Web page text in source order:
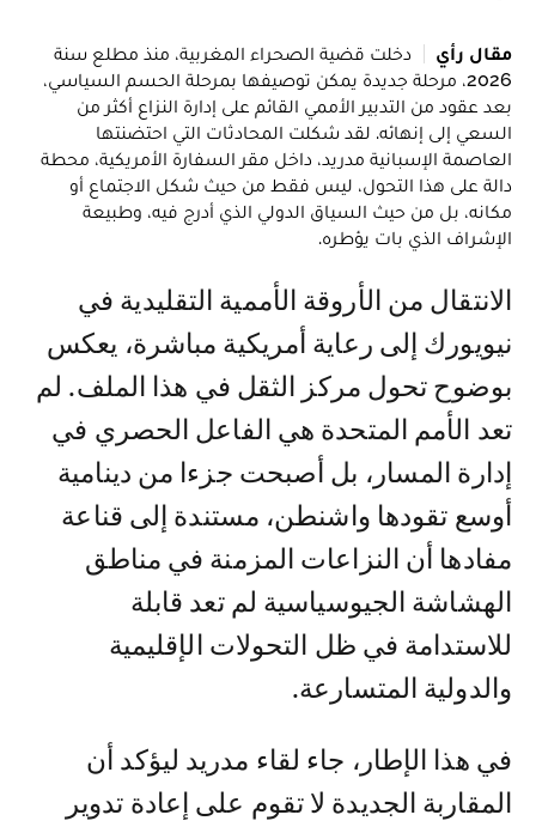
مقال رأي
دخلت قضية الصحراء المغربية، منذ مطلع سنة
2026، مرحلة جديدة يمكن توصيفها بمرحلة الحسم السياسي،
بعد عقود من التدبير الأممي القائم على إدارة النزاع أكثر من
السعي إلى إنهائه. لقد شكلت المحادثات التي احتضنتها
العاصمة الإسبانية مدريد، داخل مقر السفارة الأمريكية، محطة
دالة على هذا التحول، ليس فقط من حيث شكل الاجتماع أو
مكانه، بل من حيث السياق الدولي الذي أدرج فيه، وطبيعة
الإشراف الذي بات يؤطره.
الانتقال من الأروقة الأممية التقليدية في
نيويورك إلى رعاية أمريكية مباشرة، يعكس
بوضوح تحول مركز الثقل في هذا الملف. لم
تعد الأمم المتحدة هي الفاعل الحصري في
إدارة المسار، بل أصبحت جزءا من دينامية
أوسع تقودها واشنطن، مستندة إلى قناعة
مفادها أن النزاعات المزمنة في مناطق
الهشاشة الجيوسياسية لم تعد قابلة
للاستدامة في ظل التحولات الإقليمية
والدولية المتسارعة.
في هذا الإطار، جاء لقاء مدريد ليؤكد أن
المقاربة الجديدة لا تقوم على إعادة تدوير